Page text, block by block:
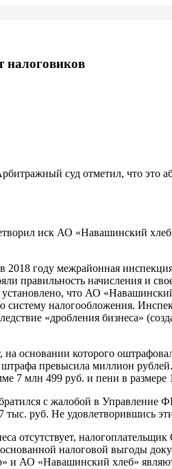
налоговиков
суд отметил, что это
иск АО «Навашинский
в 2018 году межрайонная
правильность начисления и
что АО
систему налогообложения.
«дробления бизнеса»
на основании которого
превысила миллион
7 млн 499 руб. и пени в
с жалобой в
тыс. руб. Не удовлетворившись
отсутствует,
налоговой выгоды
АО «Навашинский хлеб»